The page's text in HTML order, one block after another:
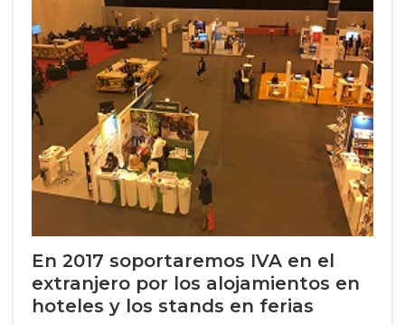
En 2017 soportaremos IVA en el
extranjero por los alojamientos en
hoteles y los stands en ferias